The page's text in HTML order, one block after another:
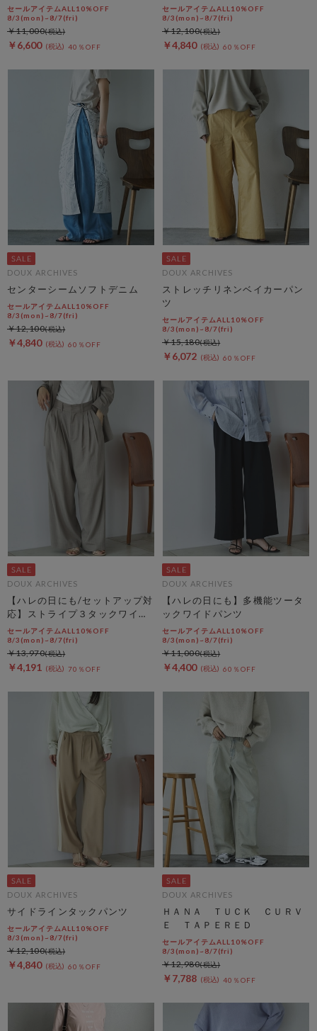
パンツ
セールアイテムALL10%OFF
8/3(mon)~8/7(fri)
￥6,600 40％OFF
￥11,000
セールアイテムALL10%OFF
8/3(mon)~8/7(fri)
￥4,840 60％OFF
￥12,100
DOUX ARCHIVES
センターシームソフトデニム
セールアイテムALL10%OFF
8/3(mon)~8/7(fri)
￥4,840 60％OFF
￥12,100
DOUX ARCHIVES
ストレッチリネンベイカーパン
ツ
セールアイテムALL10%OFF
8/3(mon)~8/7(fri)
￥6,072 60％OFF
￥15,180
DOUX ARCHIVES
【ハレの日にも/セットアップ対
応】ストライプ３タックワイド
パンツ
セールアイテムALL10%OFF
8/3(mon)~8/7(fri)
￥4,191 70％OFF
￥13,970
DOUX ARCHIVES
【ハレの日にも】多機能ツータ
ックワイドパンツ
セールアイテムALL10%OFF
8/3(mon)~8/7(fri)
￥4,400 60％OFF
￥11,000
DOUX ARCHIVES
サイドラインタックパンツ
セールアイテムALL10%OFF
8/3(mon)~8/7(fri)
￥4,840 60％OFF
￥12,100
DOUX ARCHIVES
ＨＡＮＡ ＴＵＣＫ ＣＵＲＶ
Ｅ ＴＡＰＥＲＥＤ
セールアイテムALL10%OFF
8/3(mon)~8/7(fri)
￥7,788 40％OFF
￥12,980